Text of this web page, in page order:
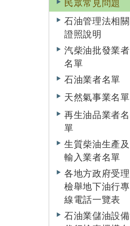
民眾常見問題
石油管理法相關
證照說明
汽柴油批發業者
名單
石油業者名單
天然氣事業名單
再生油品業者名
單
生質柴油生產及
輸入業者名單
各地方政府受理
檢舉地下油行專
線電話一覽表
石油業儲油設備